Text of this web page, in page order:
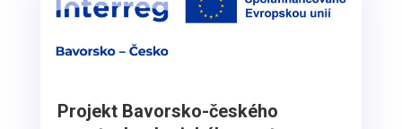
Projekt Bavorsko-českého